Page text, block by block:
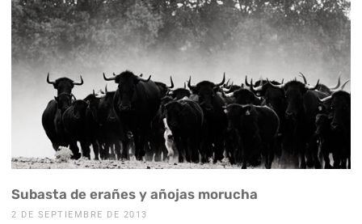
Subasta de erañes y añojas morucha
2 DE SEPTIEMBRE DE 2013